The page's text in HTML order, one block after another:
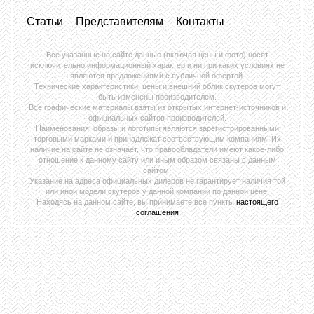
Статьи Представителям Контакты
Все указанные на сайте данные (включая цены и фото) носят
исключительно информационный характер и ни при каких условиях не
являются предложениями с публичной офертой.
Технические характеристики, цены и внешний облик скутеров могут
быть изменены производителем.
Все графические материалы взяты из открытых интернет-источников и
официальных сайтов производителей.
Наименования, образы и логотипы являются зарегистрированными
торговыми марками и принадлежат соотвествующим компаниям. Их
наличие на сайте не означает, что правообладатели имеют какое-либо
отношение к данному сайту или иным образом связаны с данным
сайтом.
Указание на адреса официальных дилеров не гарантирует наличия той
или иной модели скутеров у данной компании по данной цене.
Находясь на данном сайте, вы принимаете все пункты настоящего
соглашения